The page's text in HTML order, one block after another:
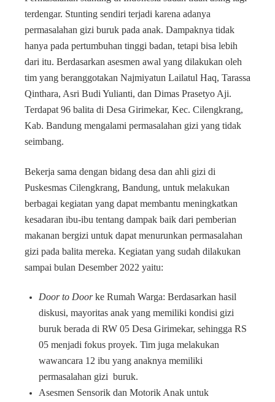
terdengar. Stunting sendiri terjadi karena adanya
permasalahan gizi buruk pada anak. Dampaknya tidak
hanya pada pertumbuhan tinggi badan, tetapi bisa lebih
dari itu. Berdasarkan asesmen awal yang dilakukan oleh
tim yang beranggotakan Najmiyatun Lailatul Haq, Tarassa
Qinthara, Asri Budi Yulianti, dan Dimas Prasetyo Aji.
Terdapat 96 balita di Desa Girimekar, Kec. Cilengkrang,
Kab. Bandung mengalami permasalahan gizi yang tidak
seimbang.
Bekerja sama dengan bidang desa dan ahli gizi di
Puskesmas Cilengkrang, Bandung, untuk melakukan
berbagai kegiatan yang dapat membantu meningkatkan
kesadaran ibu-ibu tentang dampak baik dari pemberian
makanan bergizi untuk dapat menurunkan permasalahan
gizi pada balita mereka. Kegiatan yang sudah dilakukan
sampai bulan Desember 2022 yaitu:
Door to Doorke Rumah Warga: Berdasarkan hasil
diskusi, mayoritas anak yang memiliki kondisi gizi
buruk berada di RW 05 Desa Girimekar, sehingga RS
05 menjadi fokus proyek. Tim juga melakukan
wawancara 12 ibu yang anaknya memiliki
permasalahan gizi buruk.
Asesmen Sensorik dan Motorik Anak untuk